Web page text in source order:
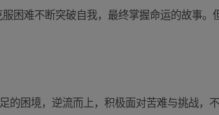
困难不断突破自我，最终掌握命运的故事。
的困境，逆流而上，积极面对苦难与挑战，不